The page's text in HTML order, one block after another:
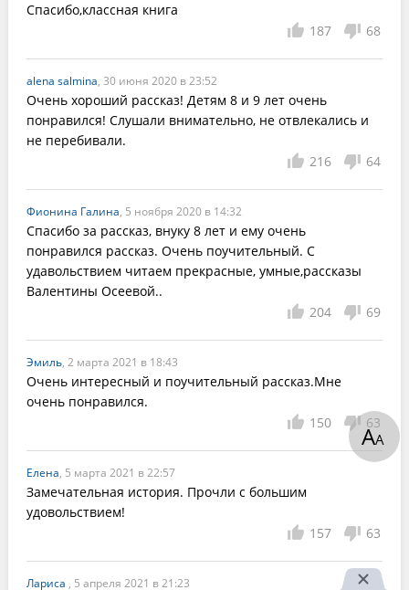
Спасибо,классная книга
187
68
alena salmina, 30 июня 2020 в 23:52
Очень хороший рассказ! Детям 8 и 9 лет очень
понравился! Слушали внимательно, не отвлекались и
не перебивали.
216
64
Фионина Галина, 5 ноября 2020 в 14:32
Спасибо за рассказ, внуку 8 лет и ему очень
понравился рассказ. Очень поучительный. С
удавольствием читаем прекрасные, умные,рассказы
Валентины Осеевой..
204
69
Эмиль, 2 марта 2021 в 18:43
Очень интересный и поучительный рассказ.Мне
очень понравился.
150
63
Елена, 5 марта 2021 в 22:57
Замечательная история. Прочли с большим
удовольствием!
157
63
Лариса , 5 апреля 2021 в 21:23
АА